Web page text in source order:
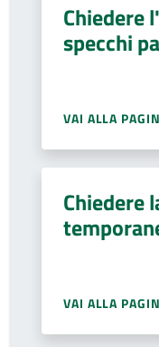
Chiedere
specchi
VAI ALLA
Chiedere
VAI ALLA